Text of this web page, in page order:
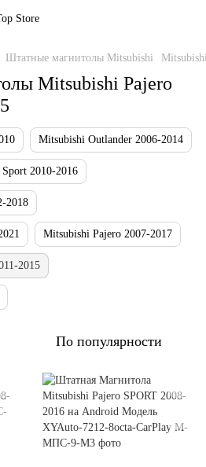
Штатные магнитолы Mitsubishi
Mitsubishi Pajero
Mitsubishi Outlander 2006-2014
2010-2016
2018
Mitsubishi Pajero 2007-2017
2015
По популярности